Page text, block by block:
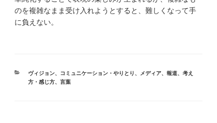
のを複雑なまま受け入れようとすると、難しくなって手
に負えない。
カ
テ
ヴィジョン、 コミュニケーション・やりとり 、 メディア、 報道、 考え
方・感じ方、 言葉